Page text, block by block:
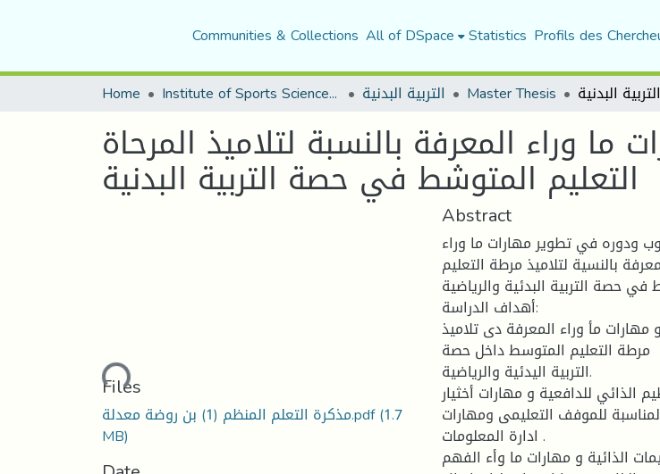
Communities & Collections All of DSpace Statistics Profils des
Home Institute of Sports Sciences and Techniques التربية البدنية Master Thesis
وراء المعرفة بالنسبة لتلاميذ المرحاة
التعليم المتوشط في حصة التربية البدنية
Loading...
Files
مذكرة التعلم المنظم (1) بن روضة معدلة.pdf(1.7
MB)
Abstract
ودوره في تطوير مهارات ما وراء
بالنسية لتلاميذ مرطة التعليم
في حصة التربية البدئية والرياضية
أهداف الدراسة:
مأ وراء المعرفة دى تلاميذ
مرطة التعليم المتوسط داخل حصة
التربية اليدئية والرياضية.
الذائي للدافعية و مهارات أخثيار
للموفف التعليمى ومهارات
ادارة المعلومات .
الذائية و مهارات ما وأء الفهم .